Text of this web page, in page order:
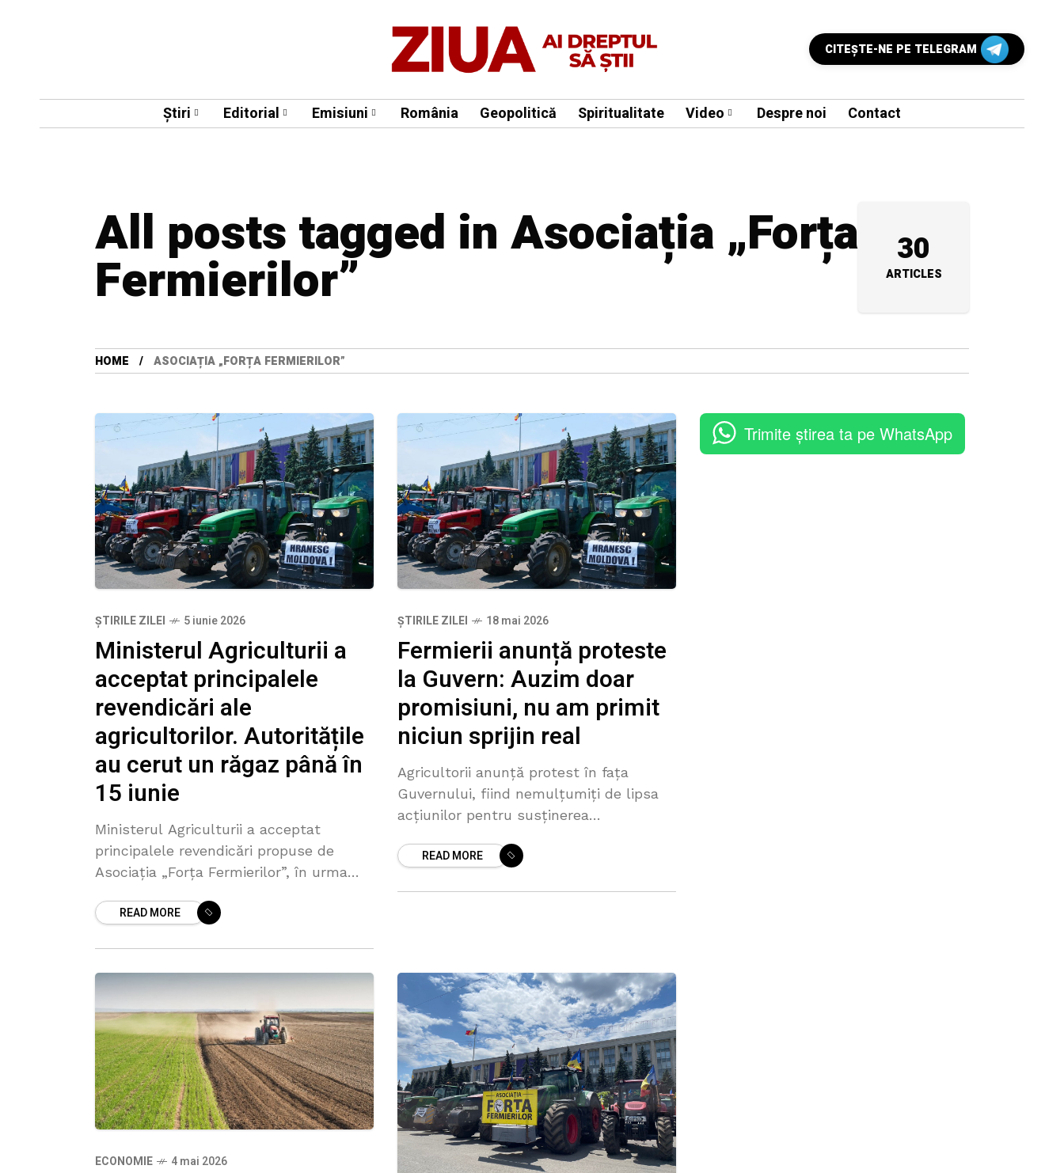
CITEŞTE-NE PE TELEGRAM
Știri Editorial Emisiuni România Geopolitică Spiritualitate Video Despre noi Contact
All posts tagged in Asociația „Forța
Fermierilor” 30
ARTICLES
HOME ASOCIAȚIA „FORȚA FERMIERILOR”
ȘTIRILE ZILEI 5 iunie 2026
Ministerul Agriculturii a
acceptat principalele
revendicări ale
agricultorilor. Autoritățile
au cerut un răgaz până în
15 iunie
Ministerul Agriculturii a acceptat
principalele revendicări propuse de
Asociația „Forța Fermierilor”, în urma
săptămână între reprezentanții
Potrivit
READ MORE
ȘTIRILE ZILEI 18 mai 2026
Fermierii anunță proteste
la Guvern: Auzim doar
promisiuni, nu am primit
niciun sprijin real
Agricultorii anunță protest în fața
Guvernului, fiind nemulțumiți de lipsa
acțiunilor pentru susținerea
„Forța Fermierilor” precizează că va
READ MORE
ECONOMIE 4 mai 2026
Trimite știrea ta pe WhatsApp